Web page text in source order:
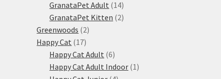
produktů
GranataPet Adult 1414
produktů
GranataPet Kitten 22
Greenwoods 22
Happy Cat 1717
produktů
Happy Cat Adult 66
produktů
Happy Cat Adult Indoor 1 1